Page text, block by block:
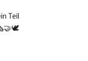
Teil
🗞️🤝🕊️